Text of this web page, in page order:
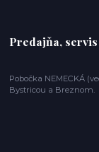
Predajňa,
Pobočka NEMECKÁ
Bystricou a Breznom.